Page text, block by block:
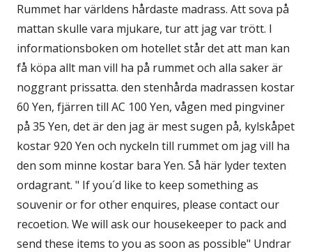
Rummet har världens hårdaste madrass. Att sova på
mattan skulle vara mjukare, tur att jag var trött. I
informationsboken om hotellet står det att man kan
få köpa allt man vill ha på rummet och alla saker är
noggrant prissatta. den stenhårda madrassen kostar
60 Yen, fjärren till AC 100 Yen, vågen med pingviner
på 35 Yen, det är den jag är mest sugen på, kylskåpet
kostar 920 Yen och nyckeln till rummet om jag vill ha
den som minne kostar bara Yen. Så här lyder texten
ordagrant. " If you´d like to keep something as
souvenir or for other enquires, please contact our
recoetion. We will ask our housekeeper to pack and
send these items to you as soon as possible" Undrar